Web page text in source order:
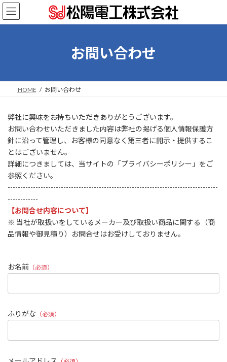
コ
ン
テ
ナ
ビ
ゲ
お問い合わせ
HOME お問い合わせ
弊社に興味をお持ちいただきありがとうございます。
お問い合わせいただきました内容は弊社の掲げる個人情報保護方
針に沿って管理し、お客様の同意なく第三者に開示・提供するこ
とはございません。
詳細につきましては、当サイトの「プライバシーポリシー」をご
参照ください。
-----------------------------------------------------------------------------------
------------
【お問合せ内容について】
※ 当社が取扱いをしているメーカー及び取扱い商品に関する（商
品情報や御見積り）お問合せはお受けしておりません。
お名前 （必須）
ふりがな （必須）